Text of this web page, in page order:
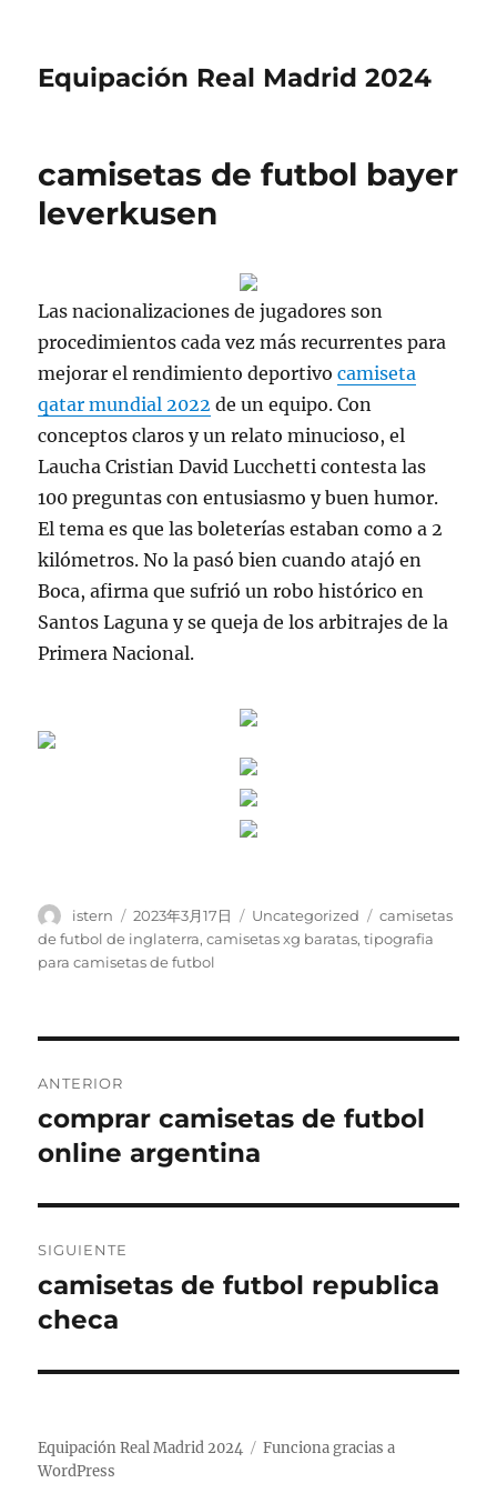
Equipación Real Madrid 2024
camisetas de futbol bayer
leverkusen
Las nacionalizaciones de jugadores son
procedimientos cada vez más recurrentes para
mejorar el rendimiento deportivocamiseta
qatar mundial 2022 de un equipo. Con
conceptos claros y un relato minucioso, el
Laucha Cristian David Lucchetti contesta las
100 preguntas con entusiasmo y buen humor.
El tema es que las boleterías estaban como a 2
kilómetros. No la pasó bien cuando atajó en
Boca, afirma que sufrió un robo histórico en
Santos Laguna y se queja de los arbitrajes de la
Primera Nacional.
Autor
istern
Publicado
el
2023年3月17日 Categorías
Uncategorized Etiquetas
camisetas
de futbol de inglaterra,camisetas xg baratas,tipografia
para camisetas de futbol
de
entradas
ANTERIOR
Entrada
anterior:
comprar camisetas de futbol
online argentina
SIGUIENTE
Entrada
siguiente:
camisetas de futbol republica
checa
Equipación Real Madrid 2024
Funciona gracias a
WordPress